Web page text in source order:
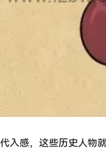
入感，这些历史人物